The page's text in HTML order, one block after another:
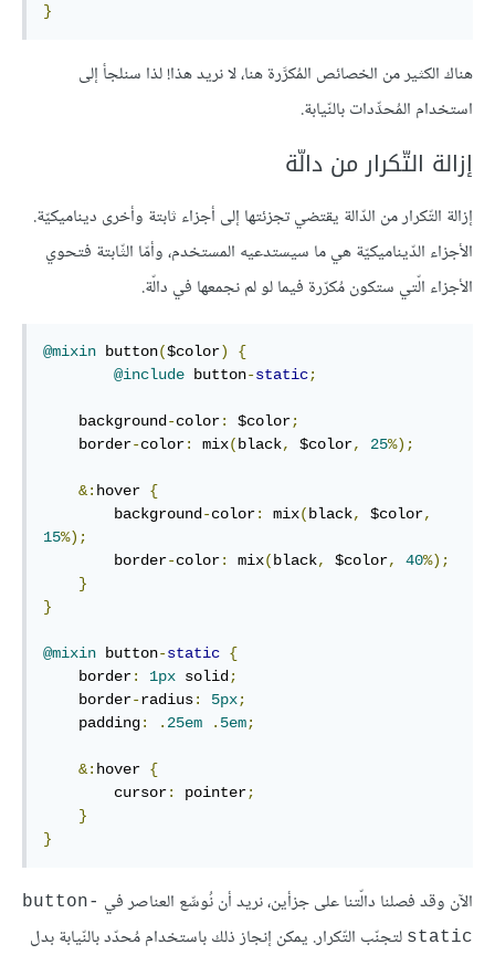
}
هناك الكثير من الخصائص المُكرَّرة هنا، لا نريد هذا! لذا سنلجأ إلى
استخدام المُحدِّدات بالنّيابة.
إزالة التّكرار من دالّة
إزالة التّكرار من الدّالة يقتضي تجزئتها إلى أجزاء ثابتة وأخرى ديناميكيّة.
الأجزاء الدّيناميكيّة هي ما سيستدعيه المستخدم، وأمّا الثّابتة فتحوي
الأجزاء الّتي ستكون مُكرّرة فيما لو لم نجمعها في دالّة.
@mixin button($color)
{
@include button-static;
    background
-color: $color;
    border
-color: mix( black, $color, 25%);
&: hover {
        background
-color: mix( black, $color,
15%);
        border
-color: mix( black, $color, 40%);
}
}
@mixin button-static {
    border
: 1px solid ;
    border
-radius: 5px;
    padding
: . 25em . 5em;
&: hover {
        cursor
: pointer;
}
}
الآن وقد فصلنا دالّتنا على جزأين، نريد أن نُوسِّع العناصر في button-
static لتجنّب التّكرار. يمكن إنجاز ذلك باستخدام مُحدّد بالنّيابة بدل